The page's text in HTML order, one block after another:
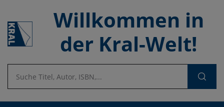
Willkommen in
der Kral-Welt!